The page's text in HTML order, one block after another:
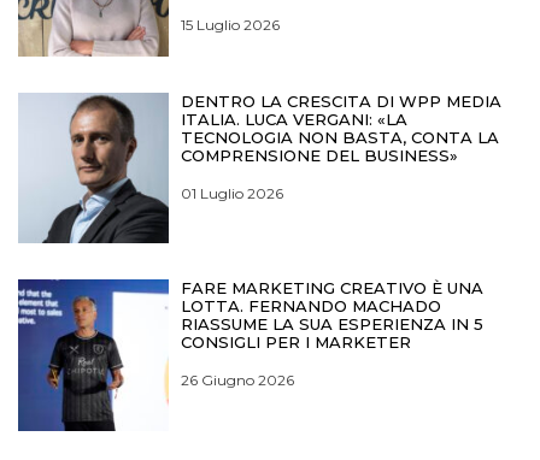
15 Luglio 2026
DENTRO LA CRESCITA DI WPP MEDIA
ITALIA. LUCA VERGANI: «LA
TECNOLOGIA NON BASTA, CONTA LA
COMPRENSIONE DEL BUSINESS»
01 Luglio 2026
FARE MARKETING CREATIVO È UNA
LOTTA. FERNANDO MACHADO
RIASSUME LA SUA ESPERIENZA IN 5
CONSIGLI PER I MARKETER
26 Giugno 2026